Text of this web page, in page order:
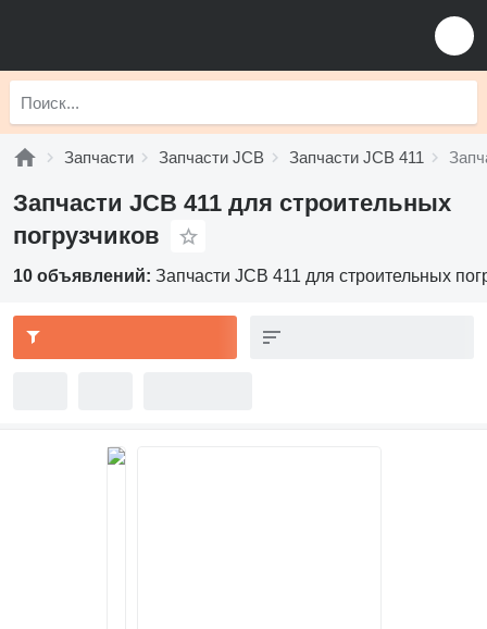
Запчасти Запчасти JCB Запчасти JCB 411
Запчасти JCB 411 для строительных
погрузчиков
10 объявлений: Запчасти JCB 411 для строительных